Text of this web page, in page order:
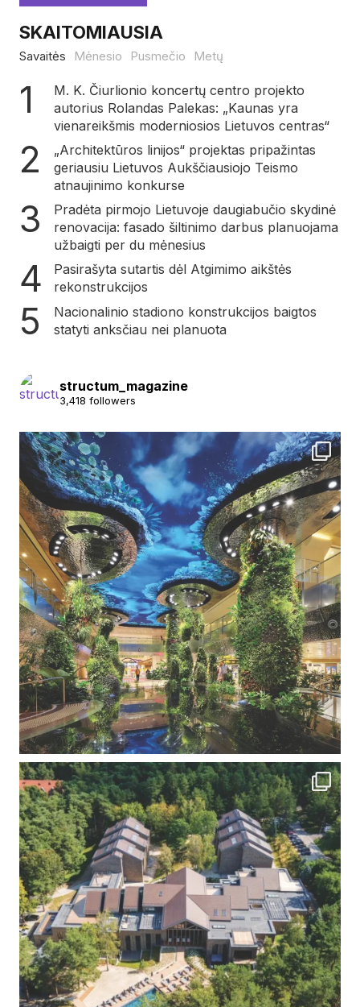
SKAITOMIAUSIA
Savaitės Mėnesio Pusmečio Metų
M. K. Čiurlionio koncertų centro projekto
autorius Rolandas Palekas: „Kaunas yra
vienareikšmis moderniosios Lietuvos centras“
„Architektūros linijos“ projektas pripažintas
geriausiu Lietuvos Aukščiausiojo Teismo
atnaujinimo konkurse
Pradėta pirmojo Lietuvoje daugiabučio skydinė
renovacija: fasado šiltinimo darbus planuojama
užbaigti per du mėnesius
Pasirašyta sutartis dėl Atgimimo aikštės
rekonstrukcijos
Nacionalinio stadiono konstrukcijos baigtos
statyti anksčiau nei planuota
structum_magazine
3,418 followers